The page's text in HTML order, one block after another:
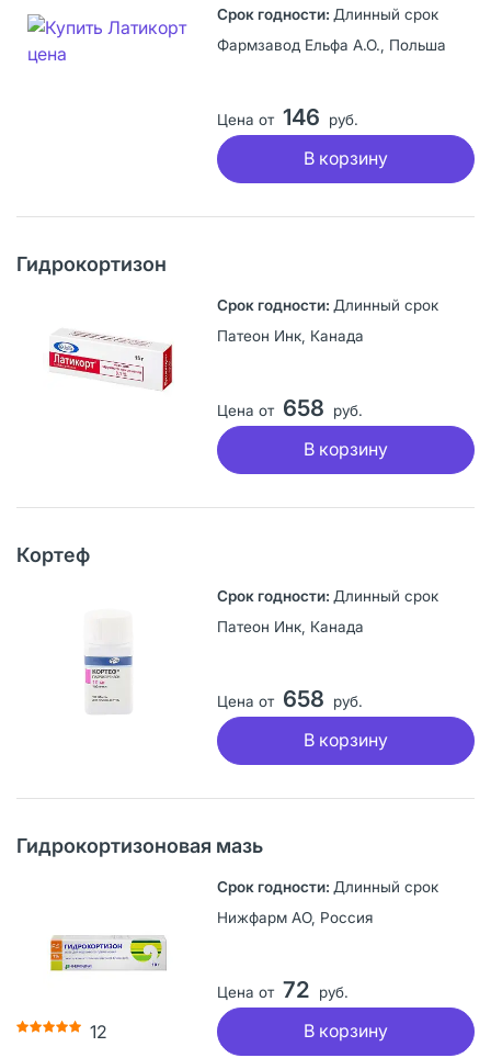
Длинный срок
Фармзавод Ельфа А.О., Польша
Цена от 146 руб.
В корзину
Гидрокортизон
Длинный срок
Патеон Инк, Канада
Цена от 658 руб.
В корзину
Кортеф
Длинный срок
Патеон Инк, Канада
Цена от 658 руб.
В корзину
Гидрокортизоновая мазь
12
Длинный срок
Нижфарм АО, Россия
Цена от 72 руб.
В корзину